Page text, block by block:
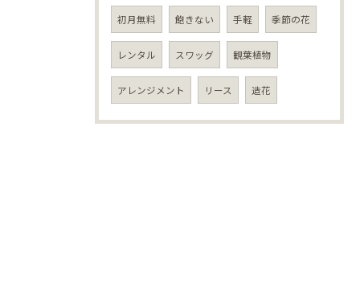
初月無料 飽きない 手軽 季節の花
レンタル スワッグ 観葉植物
アレンジメント リース 造花